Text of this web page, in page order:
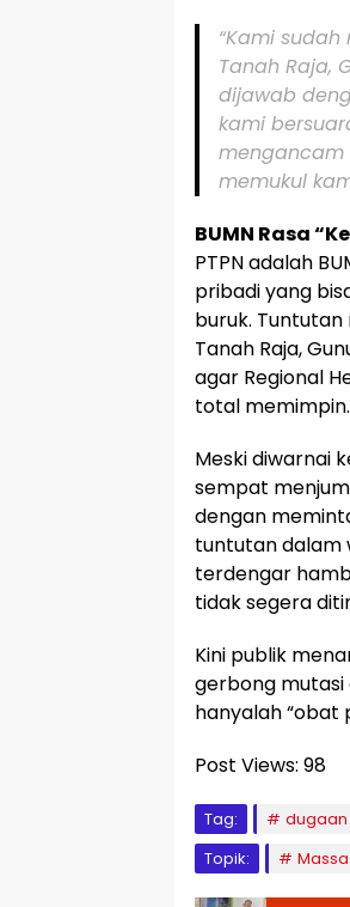
“Kami
Tanah Raja,
dijawab
kami
mengancam
memukul
BUMN Rasa
PTPN adalah
pribadi yang
buruk.
Tanah Raja,
agar Regional
total memimpin.
Meski diwarnai
sempat
dengan
tuntutan dalam
terdengar
tidak segera
Kini publik
gerbong mutasi
hanyalah “obat
Post Views: 98
Tag:
dugaan
Topik: